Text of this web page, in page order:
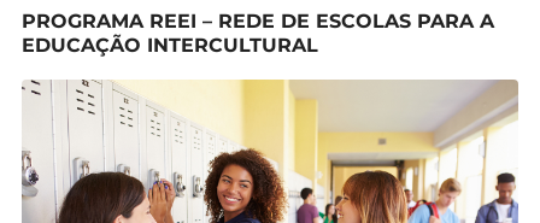
PROGRAMA REEI – REDE DE ESCOLAS PARA A
EDUCAÇÃO INTERCULTURAL